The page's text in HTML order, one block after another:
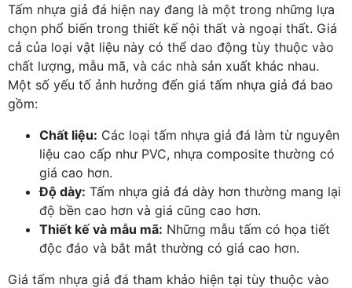
Tấm nhựa giả đá hiện nay đang là một trong những lựa
chọn phổ biến trong thiết kế nội thất và ngoại thất. Giá
cả của loại vật liệu này có thể dao động tùy thuộc vào
chất lượng, mẫu mã, và các nhà sản xuất khác nhau.
Một số yếu tố ảnh hưởng đến giá tấm nhựa giả đá bao
gồm:
Chất liệu: Các loại tấm nhựa giả đá làm từ nguyên
liệu cao cấp như PVC, nhựa composite thường có
giá cao hơn.
Độ dày: Tấm nhựa giả đá dày hơn thường mang lại
độ bền cao hơn và giá cũng cao hơn.
Thiết kế và mẫu mã: Những mẫu tấm có họa tiết
độc đáo và bắt mắt thường có giá cao hơn.
Giá tấm nhựa giả đá tham khảo hiện tại tùy thuộc vào